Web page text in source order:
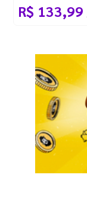
R$ 133,99